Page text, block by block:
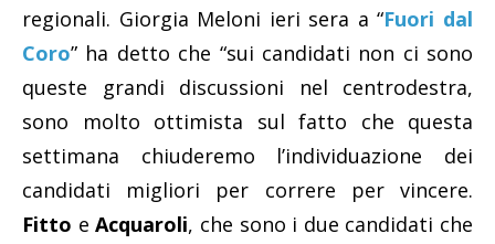
regionali. Giorgia Meloni ieri sera a “Fuori dal
Coro” ha detto che “sui candidati non ci sono
queste grandi discussioni nel centrodestra,
sono molto ottimista sul fatto che questa
settimana chiuderemo l’individuazione dei
candidati migliori per correre per vincere.
Fitto eAcquaroli, che sono i due candidati che